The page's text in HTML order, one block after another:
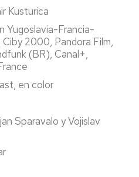
Kusturica
Yugoslavia-Francia-
2000, Pandora Film,
(BR), Canal+,
en color
Sparavalo y Vojislav